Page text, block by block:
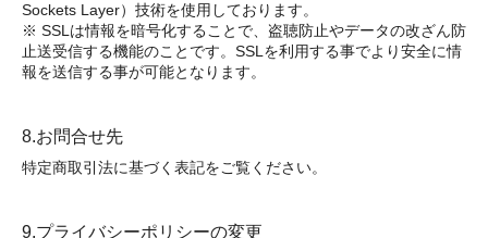
Sockets Layer）技術を使用しております。
※ SSLは情報を暗号化することで、盗聴防止やデータの改ざん防
止送受信する機能のことです。SSLを利用する事でより安全に情
報を送信する事が可能となります。
8.お問合せ先
特定商取引法に基づく表記をご覧ください。
9.プライバシーポリシーの変更